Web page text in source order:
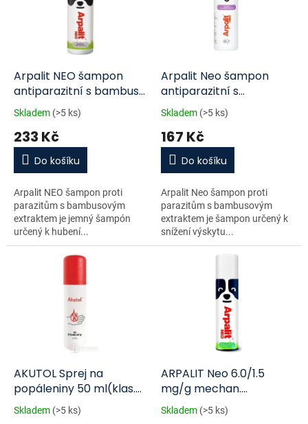
ů
d
u
Arpalit NEO šampon
antiparazitní s bambus
extraktem 500 ml
Skladem (>5 ks)
233 Kč
Do košíku
Arpalit NEO šampon proti
parazitům s bambusovým
extraktem je jemný šampón
určený k hubení...
Arpalit Neo šampon
antiparazitní s
bambusem 250ml
Skladem (>5 ks)
167 Kč
Do košíku
Arpalit Neo šampon proti
parazitům s bambusovým
extraktem je šampon určený k
snížení výskytu...
AKUTOL Sprej na
popáleniny 50 ml(klas.
kód II.A)
Skladem (>5 ks)
ARPALIT Neo 6.0/1.5
mg/g mechan.
rozprašovač 150 ml
Skladem (>5 ks)